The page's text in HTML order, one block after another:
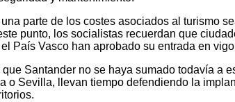
parte de los costes asociados al turismo
punto, los socialistas recuerdan que
País Vasco han aprobado su entrada en
Santander no se haya sumado todavía
o Sevilla, llevan tiempo defendiendo la